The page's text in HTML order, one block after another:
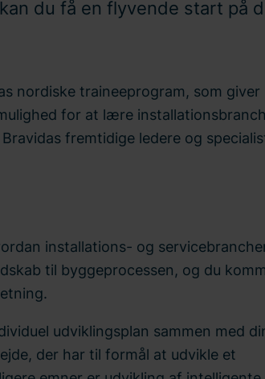
du få en flyvende start på
nordiske traineeprogram, som giver
for at lære
fremtidige ledere og
installations- og
til byggeprocessen, og du
udviklingsplan sammen med
der har til formål at udvikle et